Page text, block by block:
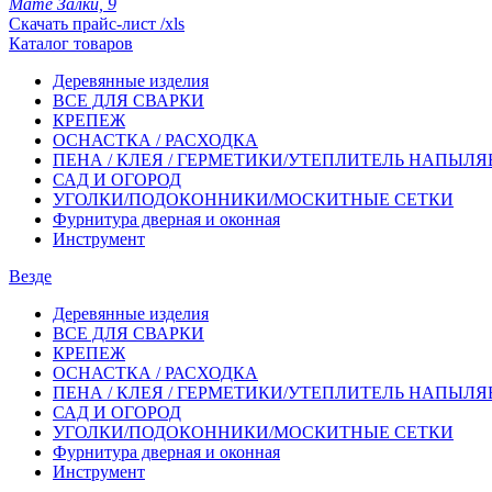
Скачать прайс-лист /xls
Каталог товаров
Деревянные изделия
ВСЕ ДЛЯ СВАРКИ
КРЕПЕЖ
ОСНАСТКА / РАСХОДКА
ПЕНА / КЛЕЯ / ГЕРМЕТИКИ/УТЕПЛИТЕЛЬ
САД И ОГОРОД
УГОЛКИ/ПОДОКОННИКИ/МОСКИТНЫЕ СЕТКИ
Фурнитура дверная и оконная
Инструмент
Везде
Деревянные изделия
ВСЕ ДЛЯ СВАРКИ
КРЕПЕЖ
ОСНАСТКА / РАСХОДКА
ПЕНА / КЛЕЯ / ГЕРМЕТИКИ/УТЕПЛИТЕЛЬ
САД И ОГОРОД
УГОЛКИ/ПОДОКОННИКИ/МОСКИТНЫЕ СЕТКИ
Фурнитура дверная и оконная
Инструмент